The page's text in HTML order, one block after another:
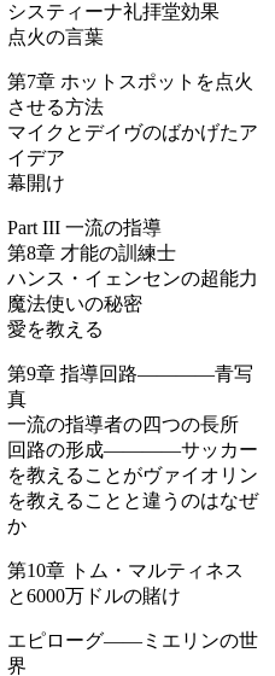
システィーナ礼拝堂効果
点火の言葉
第7章 ホットスポットを点火
させる方法
マイクとデイヴのばかげたア
イデア
幕開け
Part III 一流の指導
第8章 才能の訓練士
ハンス・イェンセンの超能力
魔法使いの秘密
愛を教える
第9章 指導回路――――青写
真
一流の指導者の四つの長所
回路の形成――――サッカー
を教えることがヴァイオリン
を教えることと違うのはなぜ
か
第10章 トム・マルティネス
と6000万ドルの賭け
エピローグ――ミエリンの世
界